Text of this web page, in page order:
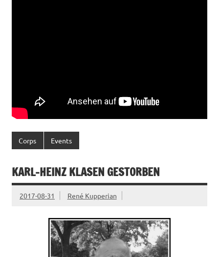
Corps Events
KARL-HEINZ KLASEN GESTORBEN
2017-08-31 René Kupperian